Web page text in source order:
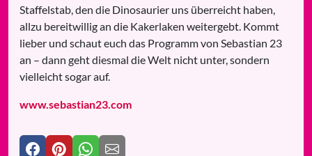
Staffelstab, den die Dinosaurier uns überreicht haben,
allzu bereitwillig an die Kakerlaken weitergebt. Kommt
lieber und schaut euch das Programm von Sebastian 23
an – dann geht diesmal die Welt nicht unter, sondern
vielleicht sogar auf.
www.sebastian23.com